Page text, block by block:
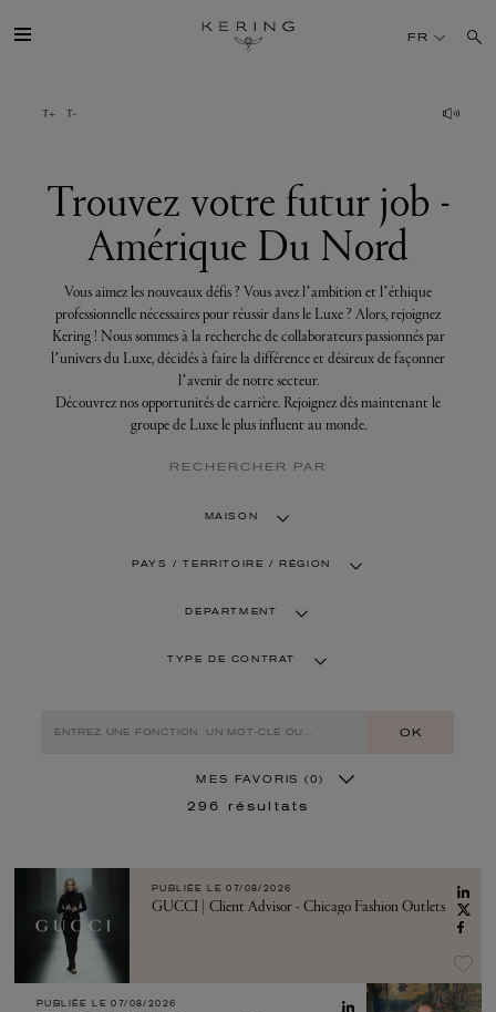
votre
futur
TALENT
DÉV. DURABLE
FINANCE
PRESSE
FR
Trouvez votre futur job -
Amérique Du Nord
Vous aimez les nouveaux défis ? Vous avez l’ambition et l’éthique
professionnelle nécessaires pour réussir dans le Luxe ? Alors, rejoignez
Kering ! Nous sommes à la recherche de collaborateurs passionnés par
l’univers du Luxe, décidés à faire la différence et désireux de façonner
l’avenir de notre secteur.
Découvrez nos opportunités de carrière. Rejoignez dès maintenant le
groupe de Luxe le plus influent au monde.
RECHERCHER PAR
MAISON
PAYS / TERRITOIRE / RÉGION
DEPARTMENT
TYPE DE CONTRAT
OK
MES FAVORIS (0)
296 résultats
PUBLIÉE LE 07/08/2026
GUCCI | Client Advisor - Chicago Fashion Outlets
PUBLIÉE LE 07/08/2026